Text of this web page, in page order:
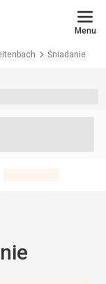
771 76 55
Menu
Śniadanie